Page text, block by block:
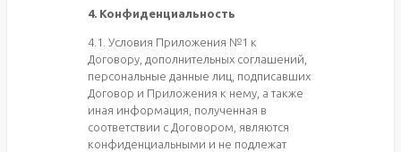
4. Конфиденциальность
4.1. Условия Приложения №1 к
Договору, дополнительных соглашений,
персональные данные лиц, подписавших
Договор и Приложения к нему, а также
иная информация, полученная в
соответствии с Договором, являются
конфиденциальными и не подлежат